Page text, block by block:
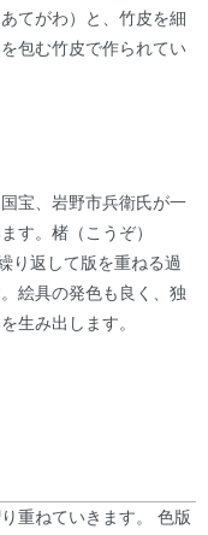
てがわ）と、竹皮を細
包む竹皮で作られてい
宝、岩野市兵衛氏が一
す。楮（こうぞ）
り返して版を重ねる過
絵具の発色も良く、独
生み出します。
重ねていきます。 色版